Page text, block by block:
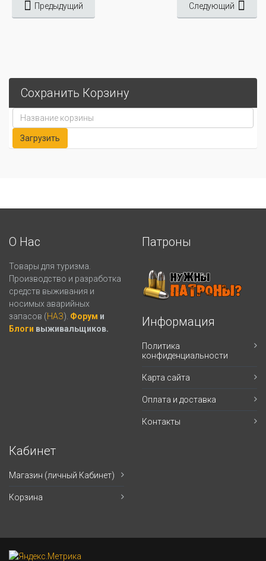
Предыдущий Следующий
Сохранить Корзину
О Нас
Товары для туризма.
Производство и разработка
средств выживания и
носимых аварийных
запасов (НАЗ). Форум и
Блоги выживальщиков.
Патроны
Информация
Политика
конфиденциальности
Карта сайта
Оплата и доставка
Контакты
Кабинет
Магазин (личный Кабинет)
Корзина